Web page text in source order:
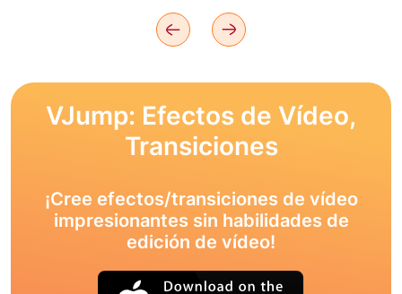
VJump: Efectos de Vídeo,
Transiciones
¡Cree efectos/transiciones de vídeo
impresionantes sin habilidades de
edición de vídeo!